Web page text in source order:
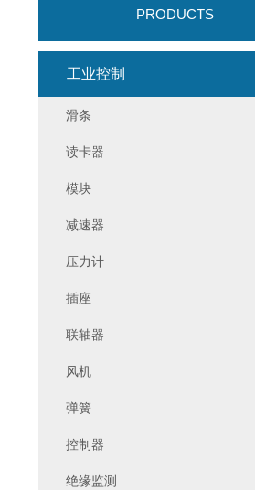
PRODUCTS
工业控制
滑条
读卡器
模块
减速器
压力计
插座
联轴器
风机
弹簧
控制器
绝缘监测